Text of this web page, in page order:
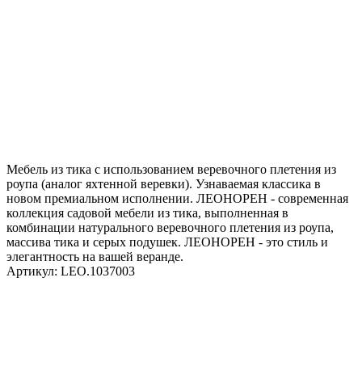
Мебель из тика с использованием веревочного плетения из
роупа (аналог яхтенной веревки). Узнаваемая классика в
новом премиальном исполнении. ЛЕОНОРЕН - современная
коллекция садовой мебели из тика, выполненная в
комбинации натурального веревочного плетения из роупа,
массива тика и серых подушек. ЛЕОНОРЕН - это стиль и
элегантность на вашей веранде.
Артикул: LEO.1037003